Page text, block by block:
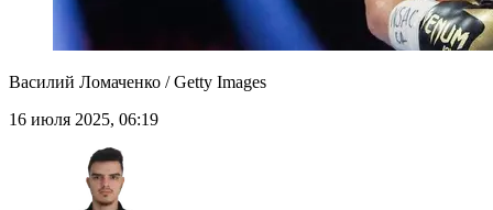
Василий Ломаченко / Getty Images
16 июля 2025, 06:19